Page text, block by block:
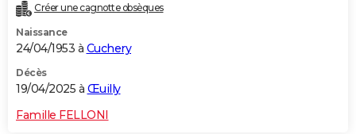
Créer une cagnotte obsèques
Naissance
24/04/1953 à Cuchery
Décès
19/04/2025 à Œuilly
Famille FELLONI